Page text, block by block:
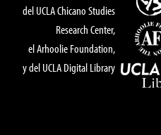
del UCLA Chicano Studies
Research Center,
el Arhoolie Foundation,
y del UCLA Digital Library